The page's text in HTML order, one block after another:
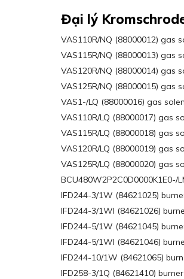
Đại lý
VAS110R/NQ (88000012) gas
VAS115R/NQ (88000013) gas
VAS120R/NQ (88000014) gas
VAS125R/NQ (88000015) gas
VAS1-/LQ (88000016) gas
VAS110R/LQ (88000017) gas
VAS115R/LQ (88000018) gas
VAS120R/LQ (88000019) gas
VAS125R/LQ (88000020) gas
BCU480W2P2C0D0000K1E0-/
IFD244-3/1W (84621025)
IFD244-3/1WI (84621026)
IFD244-5/1W (84621045)
IFD244-5/1WI (84621046)
IFD244-10/1W (84621065)
IFD258-3/1Q (84621410)